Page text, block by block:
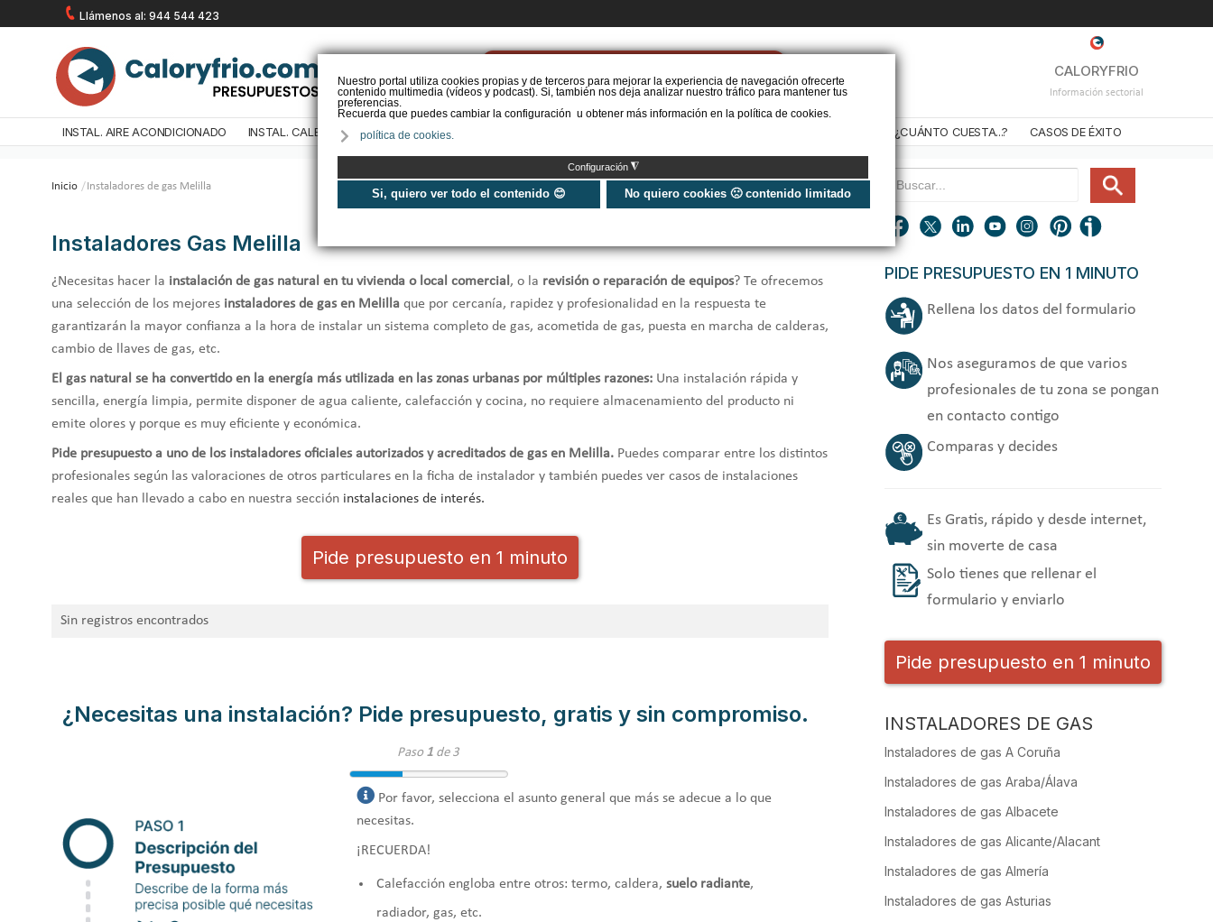
Nuestro portal utiliza cookies propias y de terceros para mejorar la experiencia de navegación ofrecerte
contenido multimedia (vídeos y podcast). Si, también nos deja analizar nuestro tráfico para mantener tus
preferencias.
Recuerda que puedes cambiar la configuración u obtener más información en la política de cookies.
política de cookies.
Configuración ◮
Si, quiero ver todo el contenido 😊 No quiero cookies 🙁 contenido limitado
Llámenos al: 944 544 423
PIDE PRESUPUESTO CALORYFRIO
Información sectorial
INSTAL. AIRE ACONDICIONADO INSTAL. CALEFACCIÓN INSTAL. AEROTERMIA ¿CUÁNTO CUESTA...? CASOS DE ÉXITO
Inicio /Instaladores de gas Melilla
Instaladores Gas Melilla
¿Necesitas hacer la instalación de gas natural en tu vivienda o local comercial , o la revisión o reparación de equipos? Te ofrecemos
una selección de los mejores instaladores de gas en Melilla que por cercanía, rapidez y profesionalidad en la respuesta te
garantizarán la mayor confianza a la hora de instalar un sistema completo de gas, acometida de gas, puesta en marcha de calderas,
cambio de llaves de gas, etc.
El gas natural se ha convertido en la energía más utilizada en las zonas urbanas por múltiples razones: Una instalación rápida y
sencilla, energía limpia, permite disponer de agua caliente, calefacción y cocina, no requiere almacenamiento del producto ni
emite olores y porque es muy eficiente y económica.
Pide presupuesto a uno de los instaladores oficiales autorizados y acreditados de gas en Melilla. Puedes comparar entre los distintos
profesionales según las valoraciones de otros particulares en la ficha de instalador y también puedes ver casos de instalaciones
reales que han llevado a cabo en nuestra sección instalaciones de interés.
Pide presupuesto en 1 minuto
Sin registros encontrados
¿Necesitas una instalación? Pide presupuesto, gratis y sin compromiso.
Paso 1 de 3
Por favor, selecciona el asunto general que más se adecue a lo que
necesitas.
¡RECUERDA!
Calefacción engloba entre otros: termo, caldera,suelo radiante,
radiador, gas, etc.
PIDE PRESUPUESTO EN 1 MINUTO
Rellena los datos del formulario
Nos aseguramos de que varios
profesionales de tu zona se pongan
en contacto contigo
Comparas y decides
Es Gratis, rápido y desde internet,
sin moverte de casa
Solo tienes que rellenar el
formulario y enviarlo
Pide presupuesto en 1 minuto
INSTALADORES DE GAS
Instaladores de gas A Coruña
Instaladores de gas Araba/Álava
Instaladores de gas Albacete
Instaladores de gas Alicante/Alacant
Instaladores de gas Almería
Instaladores de gas Asturias